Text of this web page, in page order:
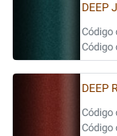
DEEP
Código
Código
DEEP
Código
Código